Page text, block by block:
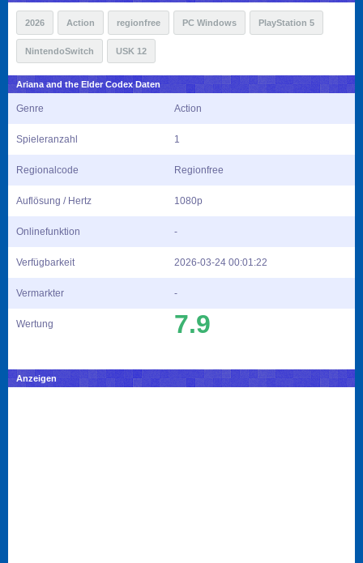
2026 Action regionfree PC Windows PlayStation 5
NintendoSwitch USK 12
Ariana and the Elder Codex Daten
Genre Action
Spieleranzahl 1
Regionalcode Regionfree
Auflösung / Hertz 1080p
Onlinefunktion -
Verfügbarkeit 2026-03-24 00:01:22
Vermarkter -
Wertung 7.9
Anzeigen